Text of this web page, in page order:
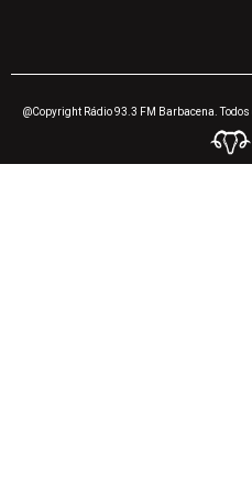
@Copyright Rádio 93.3 FM Barbacena.